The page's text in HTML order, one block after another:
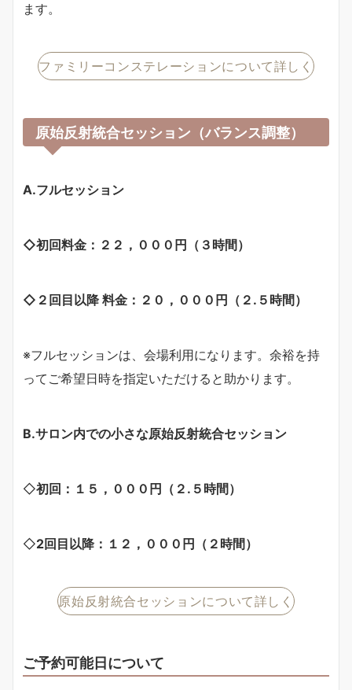
ます。
ファミリーコンステレーションについて詳しく
原始反射統合セッション（バランス調整）
A.フルセッション
◇初回料金：２２，０００円（３時間）
◇２回目以降 料金：２０，０００円（２.５時間）
※フルセッションは、会場利用になります。余裕を持
ってご希望日時を指定いただけると助かります。
B.サロン内での小さな原始反射統合セッション
◇初回：１５，０００円（２.５時間）
◇2回目以降：１２，０００円（２時間）
原始反射統合セッションについて詳しく
ご予約可能日について